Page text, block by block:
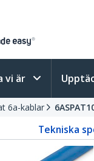
vi är
6a-kablar
Tekniska